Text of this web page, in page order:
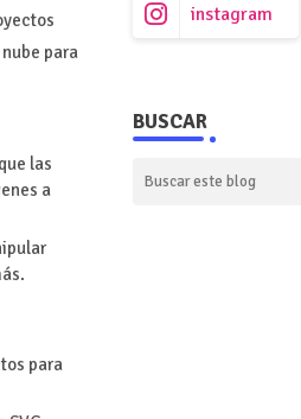
para
las
a
para
instagram
BUSCAR